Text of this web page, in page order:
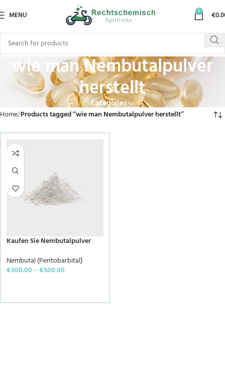
MENU 0 €
wie man Nembutalpulver
herstellt
Categories
Home Products tagged “wie man Nembutalpulver herstellt”
Kaufen Sie Nembutalpulver
Nembutal (Pentobarbital)
€300.00–€500.00